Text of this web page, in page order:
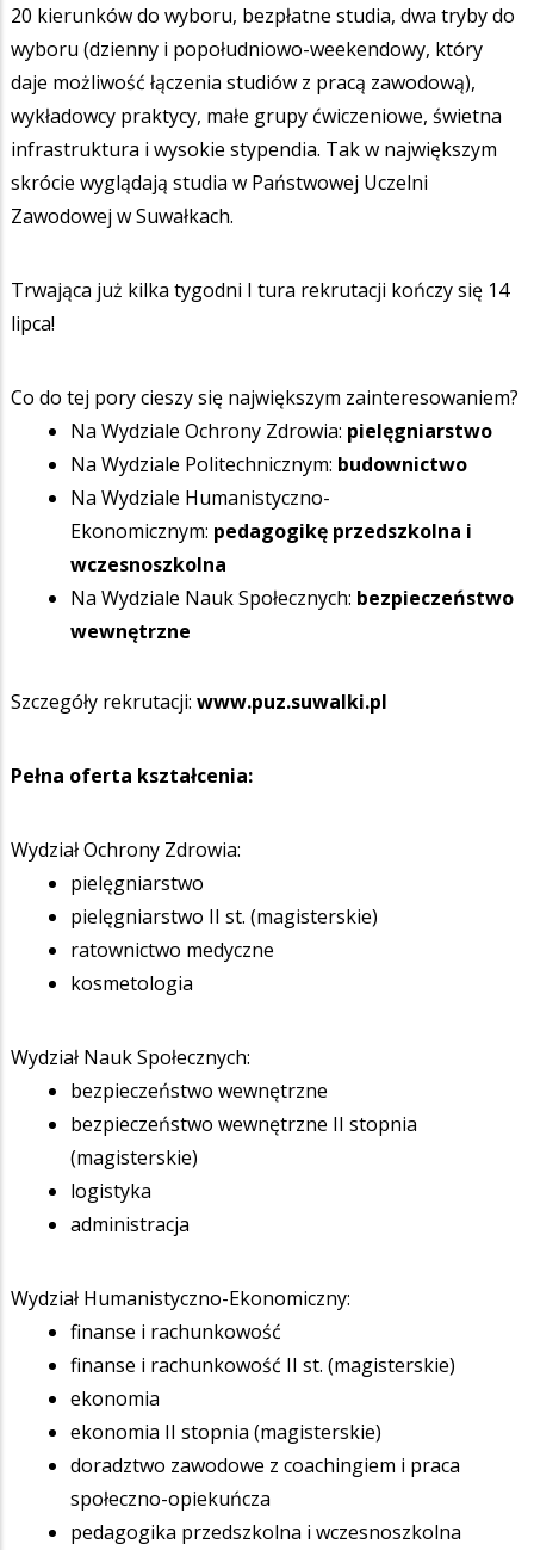
20 kierunków do wyboru, bezpłatne studia, dwa tryby do
wyboru (dzienny i popołudniowo-weekendowy, który
daje możliwość łączenia studiów z pracą zawodową),
wykładowcy praktycy, małe grupy ćwiczeniowe, świetna
infrastruktura i wysokie stypendia. Tak w największym
skrócie wyglądają studia w Państwowej Uczelni
Zawodowej w Suwałkach.
Trwająca już kilka tygodni I tura rekrutacji kończy się 14
lipca!
Co do tej pory cieszy się największym zainteresowaniem?
Na Wydziale Ochrony Zdrowia: pielęgniarstwo
Na Wydziale Politechnicznym: budownictwo
Na Wydziale Humanistyczno-
Ekonomicznym: pedagogikę przedszkolna i
wczesnoszkolna
Na Wydziale Nauk Społecznych: bezpieczeństwo
wewnętrzne
Szczegóły rekrutacji: www.puz.suwalki.pl
Pełna oferta kształcenia:
Wydział Ochrony Zdrowia:
pielęgniarstwo
pielęgniarstwo II st. (magisterskie)
ratownictwo medyczne
kosmetologia
Wydział Nauk Społecznych:
bezpieczeństwo wewnętrzne
bezpieczeństwo wewnętrzne II stopnia
(magisterskie)
logistyka
administracja
Wydział Humanistyczno-Ekonomiczny:
finanse i rachunkowość
finanse i rachunkowość II st. (magisterskie)
ekonomia
ekonomia II stopnia (magisterskie)
doradztwo zawodowe z coachingiem i praca
społeczno-opiekuńcza
pedagogika przedszkolna i wczesnoszkolna